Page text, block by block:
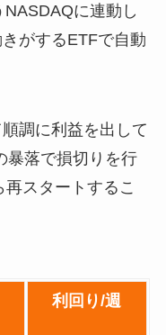
に連動し
がするETFで自動
調に利益を出して
暴落で損切りを行
スタートするこ
利回り/週